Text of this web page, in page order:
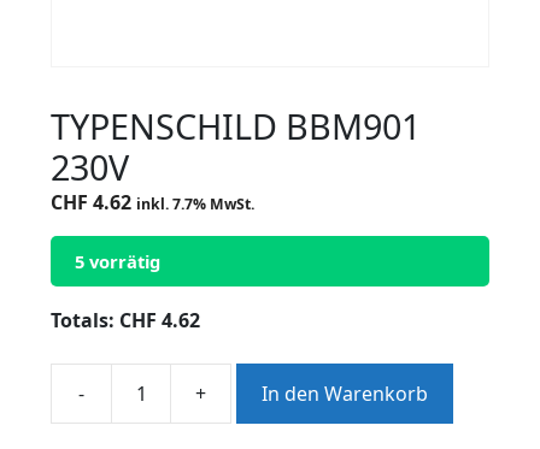
TYPENSCHILD BBM901
230V
CHF 4.62 inkl. 7.7% MwSt.
5 vorrätig
Totals: CHF 4.62
-
TYPENSCHILD
+ In den Warenkorb